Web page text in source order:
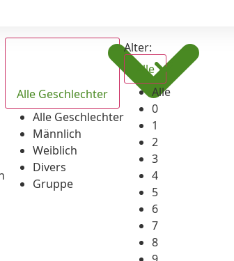
Alle Geschlechter
Alle Geschlechter
Männlich
Weiblich
Divers
Gruppe
Alter:
Alle
Alle
0
1
2
3
4
5
6
7
8